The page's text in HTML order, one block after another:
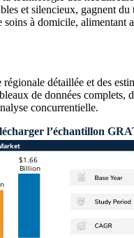
et silencieux, gagnent du
soins à domicile, alimentant
régionale détaillée et des
de données complets,
concurrentielle.
l’échantillon